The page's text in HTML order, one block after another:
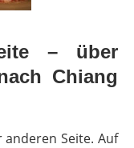
– über
Chiang
Seite. Auf